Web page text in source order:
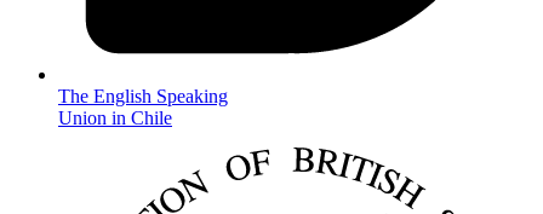
The English Speaking
Union in Chile